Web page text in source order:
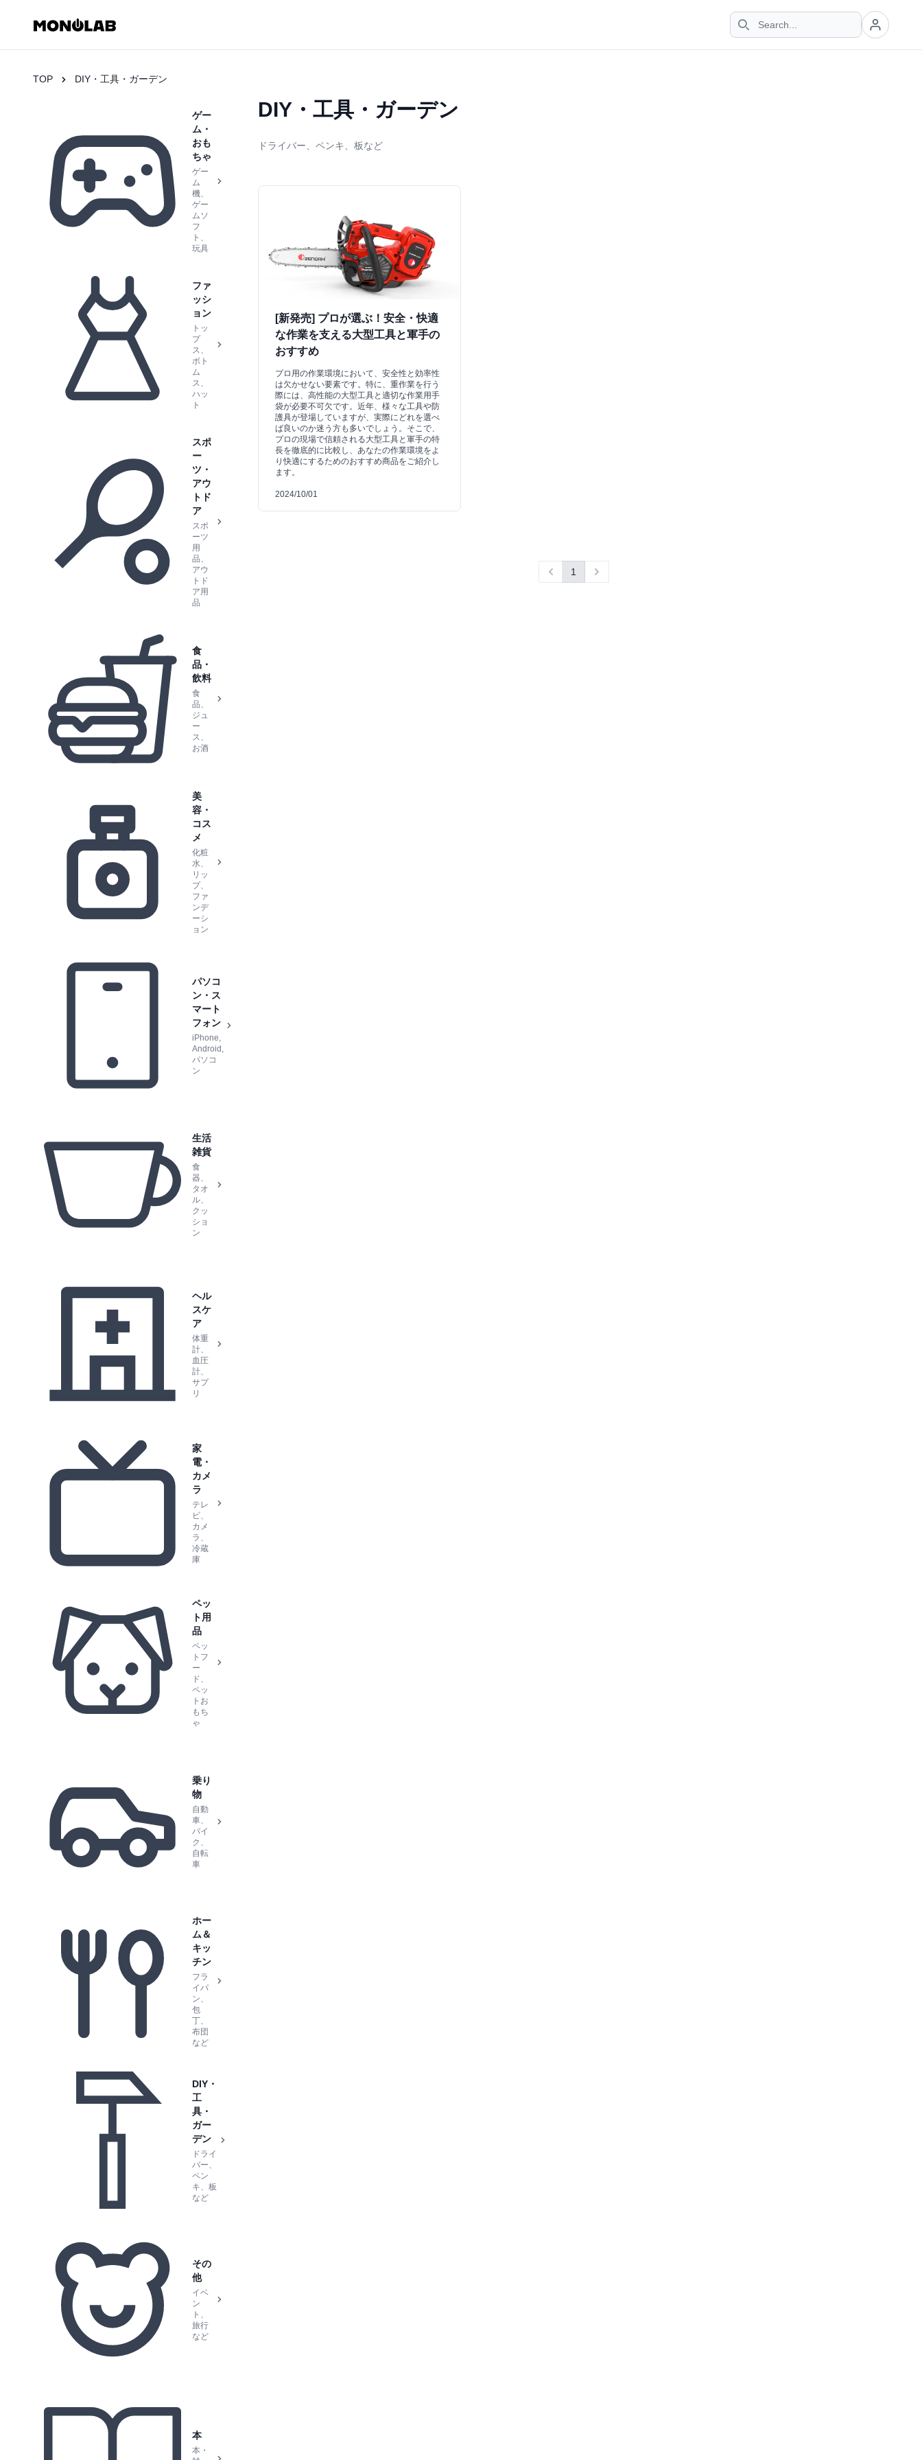
TOP DIY・工具・ガーデン
ゲー
ム・
おも
ちゃ
ゲー
ム
機、
ゲー
ムソ
フ
ト、
玩具
ファ
ッシ
ョン
トッ
プ
ス、
ボト
ム
ス、
ハッ
ト
スポ
ー
ツ・
アウ
トド
ア
スポ
ーツ
用
品、
アウ
トド
ア用
品
食
品・
飲料
食
品、
ジュ
ー
ス、
お酒
美
容・
コス
メ
化粧
水、
リッ
プ、
ファ
ンデ
ーシ
ョン
パソコ
ン・ス
マート
フォン
iPhone,
Android,
パソコ
ン
生活
雑貨
食
器、
タオ
ル、
クッ
ショ
ン
ヘル
スケ
ア
体重
計、
血圧
計、
サプ
リ
家
電・
カメ
ラ
テレ
ビ、
カメ
ラ、
冷蔵
庫
ペッ
ト用
品
ペッ
トフ
ー
ド、
ペッ
トお
もち
ゃ
乗り
物
自動
車、
バイ
ク、
自転
車
ホー
ム＆
キッ
チン
フラ
イパ
ン、
包
丁、
布団
など
DIY・
工
具・
ガー
デン
ドライ
バー、
ペン
キ、板
など
その
他
イベ
ン
ト、
旅行
など
本
本・
DIY・工具・ガーデン
ドライバー、ペンキ、板など
[新発売] プロが選ぶ！安全・快適
な作業を支える大型工具と軍手の
おすすめ
プロ用の作業環境において、安全性と効率性
は欠かせない要素です。特に、重作業を行う
際には、高性能の大型工具と適切な作業用手
袋が必要不可欠です。近年、様々な工具や防
護具が登場していますが、実際にどれを選べ
ば良いのか迷う方も多いでしょう。そこで、
プロの現場で信頼される大型工具と軍手の特
長を徹底的に比較し、あなたの作業環境をよ
り快適にするためのおすすめ商品をご紹介し
ます。
2024/10/01
Previous
1 Next